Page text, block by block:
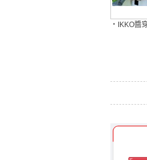
・IKKO醬